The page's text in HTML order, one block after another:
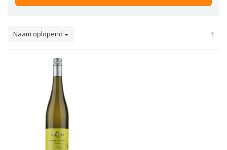
Naam oplopend 1